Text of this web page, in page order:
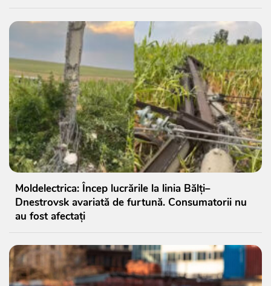
Moldelectrica: Încep lucrările la linia Bălți–
Dnestrovsk avariată de furtună. Consumatorii nu
au fost afectați